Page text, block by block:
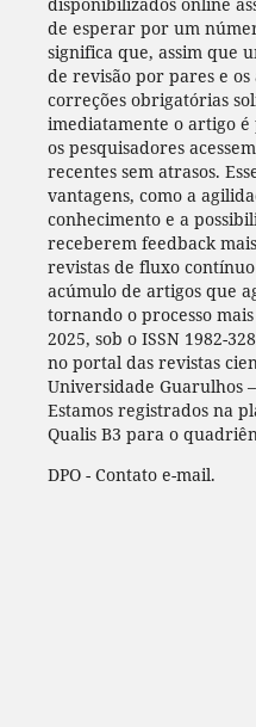
de esperar por um
significa que, assim que
de revisão por pares e
correções obrigatórias
imediatamente o artigo
os pesquisadores
recentes sem atrasos.
vantagens, como a
conhecimento e a
receberem feedback
revistas de fluxo
acúmulo de artigos que
tornando o processo
2025, sob o ISSN 1982-
no portal das revistas
Universidade Guarulhos
Estamos registrados na
Qualis B3 para o
DPO - Contato e-mail.